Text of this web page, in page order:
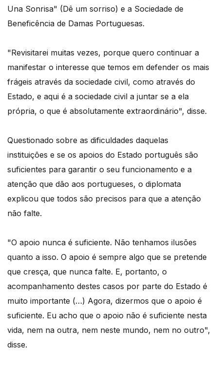
Una Sonrisa" (Dê um sorriso) e a Sociedade de
Beneficência de Damas Portuguesas.
"Revisitarei muitas vezes, porque quero continuar a
manifestar o interesse que temos em defender os mais
frágeis através da sociedade civil, como através do
Estado, e aqui é a sociedade civil a juntar se a ela
própria, o que é absolutamente extraordinário", disse.
Questionado sobre as dificuldades daquelas
instituições e se os apoios do Estado português são
suficientes para garantir o seu funcionamento e a
atenção que dão aos portugueses, o diplomata
explicou que todos são precisos para que a atenção
não falte.
"O apoio nunca é suficiente. Não tenhamos ilusões
quanto a isso. O apoio é sempre algo que se pretende
que cresça, que nunca falte. E, portanto, o
acompanhamento destes casos por parte do Estado é
muito importante (…) Agora, dizermos que o apoio é
suficiente. Eu acho que o apoio não é suficiente nesta
vida, nem na outra, nem neste mundo, nem no outro",
disse.